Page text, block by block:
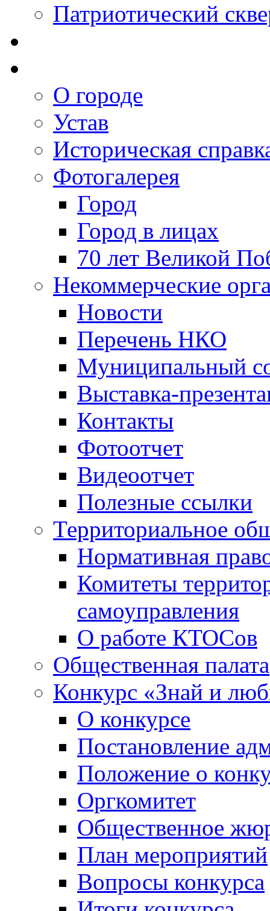
Патриотический
О городе
Устав
Историческая
Фотогалерея
Город
Город в лицах
70 лет Великой
Некоммерческие
Новости
Перечень НКО
Муниципальный
Выставка-
Контакты
Фотоотчет
Видеоотчет
Полезные ссылки
Территориальное
Нормативная
Комитеты
самоуправления
О работе КТОСов
Общественная палата
Конкурс «Знай и
О конкурсе
Постановление
Положение о
Оргкомитет
Общественное
План мероприятий
Вопросы конкурса